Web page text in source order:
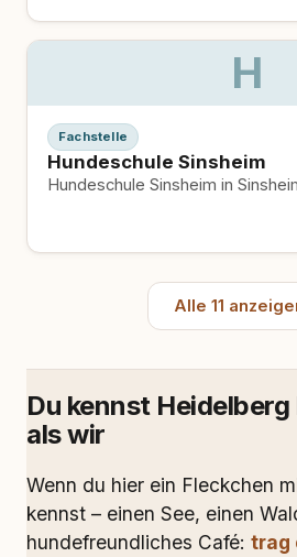
H
Fachstelle
Hundeschule Sinsheim
Hundeschule Sinsheim in
Alle 11
Du kennst
als wir
Wenn du hier ein Fleckchen
kennst – einen See, einen
hundefreundliches Café: trag